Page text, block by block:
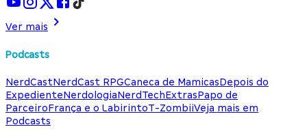
Ver mais
Podcasts
NerdCastNerdCast RPGCaneca de MamicasDepois do
ExpedienteNerdologiaNerdTechExtrasPapo de
ParceiroFrança e o LabirintoT-ZombiiVeja mais em
Podcasts